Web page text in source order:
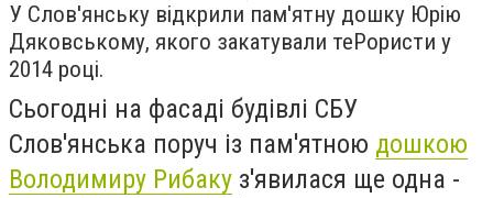
У Слов'янську відкрили пам'ятну дошку Юрію
Дяковському, якого закатували теРористи у
2014 році.
Сьогодні на фасаді будівлі СБУ
Слов'янська поруч із пам'ятною дошкою
Володимиру Рибаку з'явилася ще одна -